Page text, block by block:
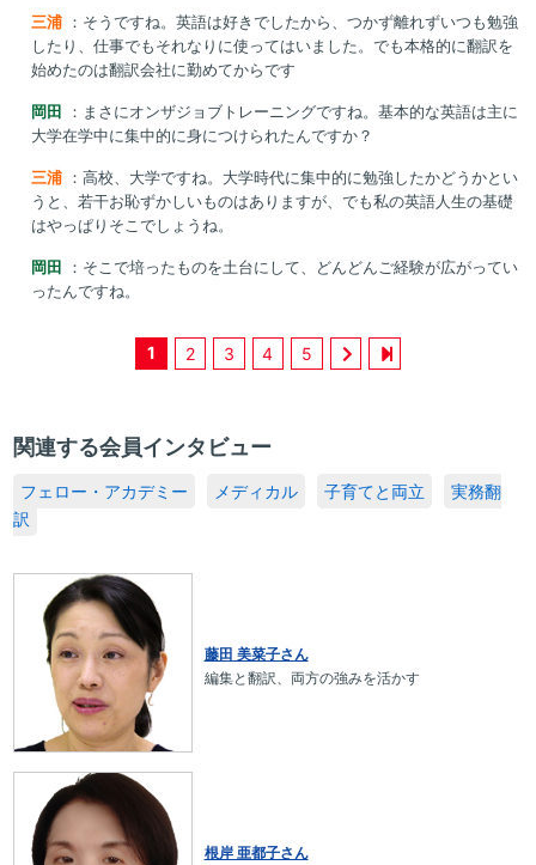
三浦：そうですね。英語は好きでしたから、つかず離れずいつも勉強
したり、仕事でもそれなりに使ってはいました。でも本格的に翻訳を
始めたのは翻訳会社に勤めてからです
岡田
：まさにオンザジョブトレーニングですね。基本的な英語は主に
大学在学中に集中的に身につけられたんですか？
三浦：高校、大学ですね。大学時代に集中的に勉強したかどうかとい
うと、若干お恥ずかしいものはありますが、でも私の英語人生の基礎
はやっぱりそこでしょうね。
岡田
：そこで培ったものを土台にして、どんどんご経験が広がってい
ったんですね。
1 2 3 4 5
関連する会員インタビュー
フェロー・アカデミー メディカル 子育てと両立
実務翻
訳
藤田 美菜子さん
編集と翻訳、両方の強みを活かす
根岸 亜都子さん